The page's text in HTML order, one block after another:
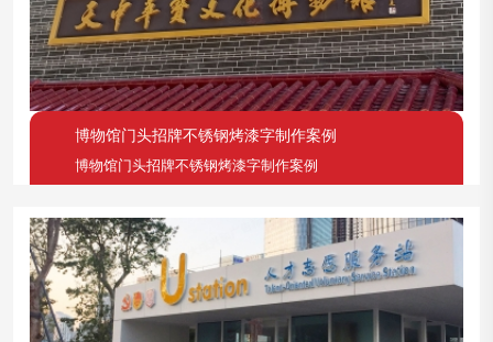
博物馆门头招牌不锈钢烤漆字制作案例
博物馆门头招牌不锈钢烤漆字制作案例